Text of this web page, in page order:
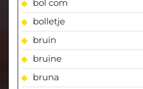
bol com
bolletje
bruin
bruine
bruna